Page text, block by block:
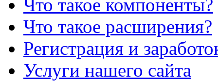
Что такое компоненты?
Что такое расширения?
Регистрация и
Услуги нашего сайта